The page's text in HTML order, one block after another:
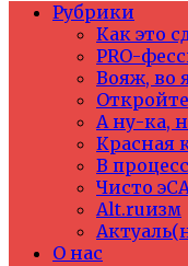
Рубрики
Как это
PRO-
Вояж, во
А ну-ка,
Красная
В
Чисто
Alt.ruизм
О нас